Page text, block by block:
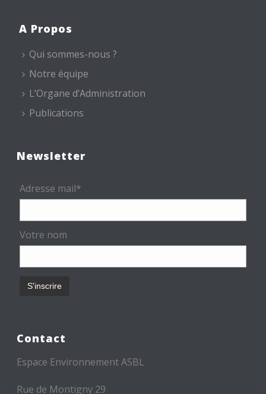
A Propos
Qui sommes-nous ?
Notre équipe
L’Organe d’Administration
Publications
Newsletter
Adresse mail*
Votre nom
Contact
Espace Environnement ASBL
Rue de Montigny 29